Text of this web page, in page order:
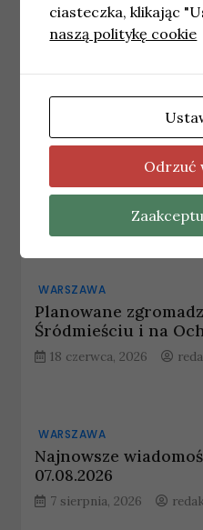
Delegacja z
Zacieśnienie
WARSZAWA
Aktualna sytuacja w
tramwajowej w
WARSZAWA
Planowane
Śródmieściu i na
18 czerwca, 2026
WARSZAWA
Najnowsze
07.08.2026
7 sierpnia, 2026
ciasteczka, klikając
naszą politykę cookie
Odrzuć